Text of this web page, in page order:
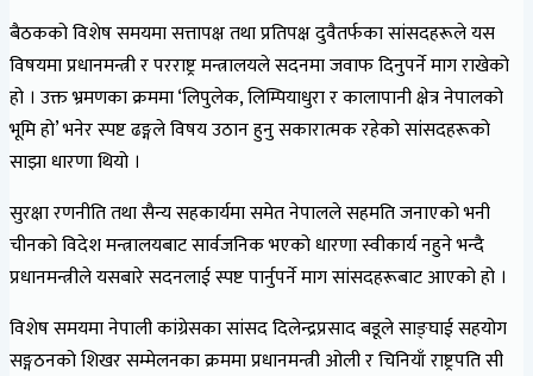
बैठकको विशेष समयमा सत्तापक्ष तथा प्रतिपक्ष दुवैतर्फका सांसदहरूले यस
विषयमा प्रधानमन्त्री र परराष्ट्र मन्त्रालयले सदनमा जवाफ दिनुपर्ने माग राखेको
हो । उक्त भ्रमणका क्रममा ‘लिपुलेक, लिम्पियाधुरा र कालापानी क्षेत्र नेपालको
भूमि हो’ भनेर स्पष्ट ढङ्गले विषय उठान हुनु सकारात्मक रहेको सांसदहरूको
साझा धारणा थियो ।
सुरक्षा रणनीति तथा सैन्य सहकार्यमा समेत नेपालले सहमति जनाएको भनी
चीनको विदेश मन्त्रालयबाट सार्वजनिक भएको धारणा स्वीकार्य नहुने भन्दै
प्रधानमन्त्रीले यसबारे सदनलाई स्पष्ट पार्नुपर्ने माग सांसदहरूबाट आएको हो ।
विशेष समयमा नेपाली कांग्रेसका सांसद दिलेन्द्रप्रसाद बडूले साङ्घाई सहयोग
सङ्गठनको शिखर सम्मेलनका क्रममा प्रधानमन्त्री ओली र चिनियाँ राष्ट्रपति सी